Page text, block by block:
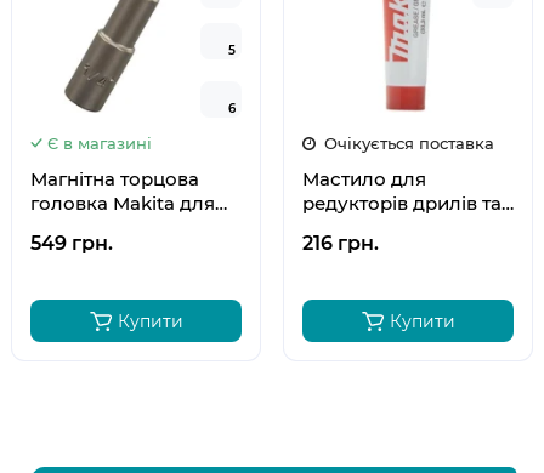
5
6
5
6
Є в магазині
Магнітна торцова
головка Makita для
05991
549 грн.
Купити
Очікується поставка
Мастило для
редукторів дрилів та
08361
216 грн.
Купити